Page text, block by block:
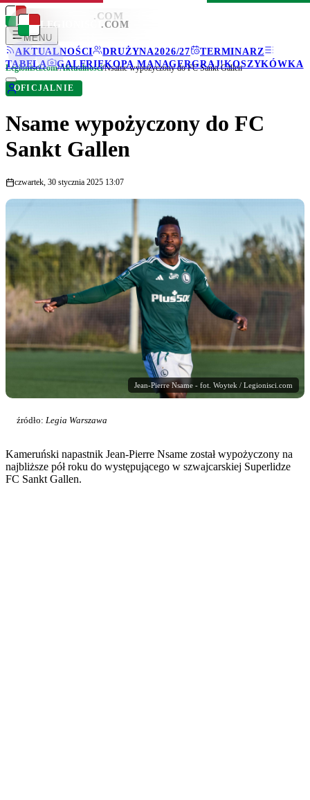
LEGIONISCI .COM
MENU
AKTUALNOŚCI
DRUŻYNA2026/27
TERMINARZ
TABELA
GALERIEKOPA MANAGERGRAJ!KOSZYKÓWKA
LEGIONISCI .COM
Legionisci.com/Aktualności/Nsame wypożyczony do FC Sankt Gallen
OFICJALNIE
Nsame wypożyczony do FC
Sankt Gallen
czwartek, 30 stycznia 2025 13:07
Jean-Pierre Nsame - fot. Woytek / Legionisci.com
źródło: Legia Warszawa
Kameruński napastnik Jean-Pierre Nsame został wypożyczony na
najbliższe pół roku do występującego w szwajcarskiej Superlidze
FC Sankt Gallen.